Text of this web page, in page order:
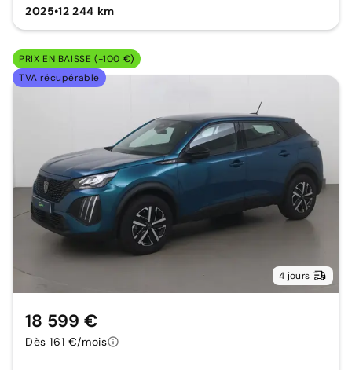
2025•12 244 km
PRIX EN BAISSE (-100 €)
TVA récupérable
4 jours
18 599 €
Dès 161 €/mois